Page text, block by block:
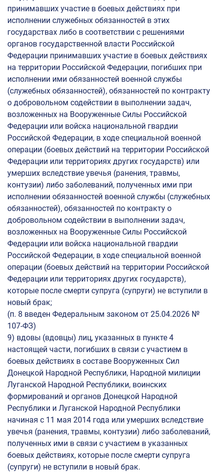
принимавших участие в боевых действиях при
исполнении служебных обязанностей в этих
государствах либо в соответствии с решениями
органов государственной власти Российской
Федерации принимавших участие в боевых действиях
на территории Российской Федерации, погибших при
исполнении ими обязанностей военной службы
(служебных обязанностей), обязанностей по контракту
о добровольном содействии в выполнении задач,
возложенных на Вооруженные Силы Российской
Федерации или войска национальной гвардии
Российской Федерации, в ходе специальной военной
операции (боевых действий на территории Российской
Федерации или территориях других государств) или
умерших вследствие увечья (ранения, травмы,
контузии) либо заболеваний, полученных ими при
исполнении обязанностей военной службы (служебных
обязанностей), обязанностей по контракту о
добровольном содействии в выполнении задач,
возложенных на Вооруженные Силы Российской
Федерации или войска национальной гвардии
Российской Федерации, в ходе специальной военной
операции (боевых действий на территории Российской
Федерации или территориях других государств),
которые после смерти супруга (супруги) не вступили в
новый брак;
(п. 8 введен Федеральным законом от 25.04.2026 №
107-ФЗ)
9) вдовы (вдовцы) лиц, указанных в пункте 4
настоящей части, погибших в связи с участием в
боевых действиях в составе Вооруженных Сил
Донецкой Народной Республики, Народной милиции
Луганской Народной Республики, воинских
формирований и органов Донецкой Народной
Республики и Луганской Народной Республики
начиная с 11 мая 2014 года или умерших вследствие
увечья (ранения, травмы, контузии) либо заболеваний,
полученных ими в связи с участием в указанных
боевых действиях, которые после смерти супруга
(супруги) не вступили в новый брак.